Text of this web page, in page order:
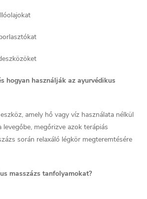
hogyan használják az ayurvédikus
amely hő vagy víz használata nélkül
megőrizve azok terápiás
során relaxáló légkör megteremtésére
masszázs tanfolyamokat?